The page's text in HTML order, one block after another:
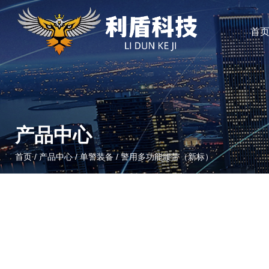
首页
产品中心
首页/产品中心 /单警装备 /警用多功能腰带（新标）